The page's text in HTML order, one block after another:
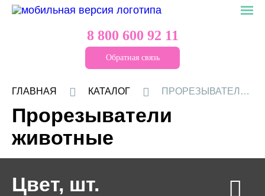
8 800 600 92 11
Обратная связь
ГЛАВНАЯ КАТАЛОГ ПРОРЕЗЫВАТЕЛИ ЖИВОТНЫЕ
Прорезыватели
животные
Цвет, шт.